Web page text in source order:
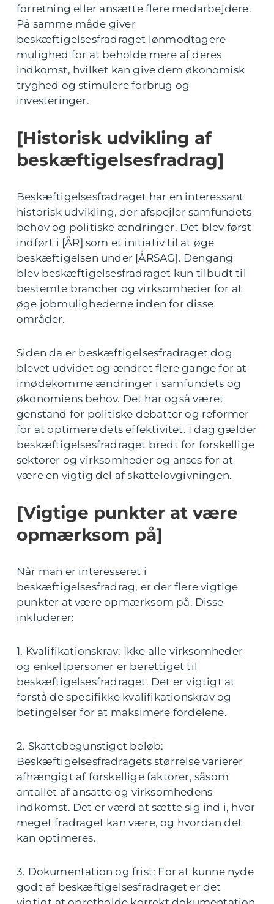
forretning eller ansætte flere medarbejdere.
På samme måde giver
beskæftigelsesfradraget lønmodtagere
mulighed for at beholde mere af deres
indkomst, hvilket kan give dem økonomisk
tryghed og stimulere forbrug og
investeringer.
[Historisk udvikling af
beskæftigelsesfradrag]
Beskæftigelsesfradraget har en interessant
historisk udvikling, der afspejler samfundets
behov og politiske ændringer. Det blev først
indført i [ÅR] som et initiativ til at øge
beskæftigelsen under [ÅRSAG]. Dengang
blev beskæftigelsesfradraget kun tilbudt til
bestemte brancher og virksomheder for at
øge jobmulighederne inden for disse
områder.
Siden da er beskæftigelsesfradraget dog
blevet udvidet og ændret flere gange for at
imødekomme ændringer i samfundets og
økonomiens behov. Det har også været
genstand for politiske debatter og reformer
for at optimere dets effektivitet. I dag gælder
beskæftigelsesfradraget bredt for forskellige
sektorer og virksomheder og anses for at
være en vigtig del af skattelovgivningen.
[Vigtige punkter at være
opmærksom på]
Når man er interesseret i
beskæftigelsesfradrag, er der flere vigtige
punkter at være opmærksom på. Disse
inkluderer:
1. Kvalifikationskrav: Ikke alle virksomheder
og enkeltpersoner er berettiget til
beskæftigelsesfradraget. Det er vigtigt at
forstå de specifikke kvalifikationskrav og
betingelser for at maksimere fordelene.
2. Skattebegunstiget beløb:
Beskæftigelsesfradragets størrelse varierer
afhængigt af forskellige faktorer, såsom
antallet af ansatte og virksomhedens
indkomst. Det er værd at sætte sig ind i, hvor
meget fradraget kan være, og hvordan det
kan optimeres.
3. Dokumentation og frist: For at kunne nyde
godt af beskæftigelsesfradraget er det